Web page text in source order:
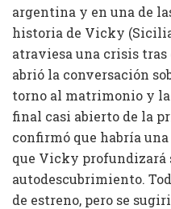
argentina y en una de
historia de Vicky
atraviesa una crisis tras
abrió la conversación
torno al matrimonio y
final casi abierto de la
confirmó que habría
que Vicky profundizará
autodescubrimiento.
de estreno, pero se